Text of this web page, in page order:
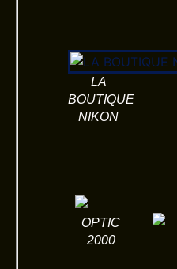
LA
BOUTIQUE
NIKON
OPTIC
2000